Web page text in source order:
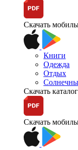
Скачать
Книги
Одежда
Отдых
Скачать каталог
Скачать